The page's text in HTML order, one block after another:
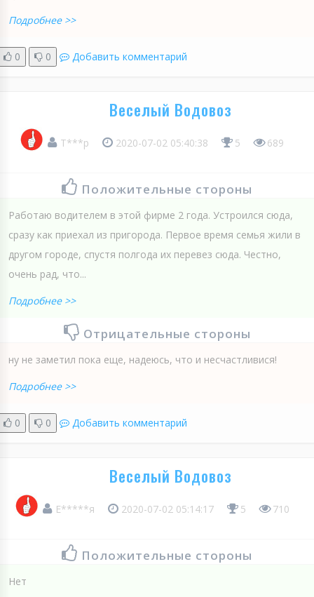
Подробнее >>
0 0 Добавить комментарий
Веселый Водовоз
Т***р 2020-07-02 05:40:38 5 689
Положительные стороны
Работаю водителем в этой фирме 2 года. Устроился сюда,
сразу как приехал из пригорода. Первое время семья жили в
другом городе, спустя полгода их перевез сюда. Честно,
очень рад, что...
Подробнее >>
Отрицательные стороны
ну не заметил пока еще, надеюсь, что и несчастливися!
Подробнее >>
0 0 Добавить комментарий
Веселый Водовоз
Е*****я 2020-07-02 05:14:17 5 710
Положительные стороны
Нет